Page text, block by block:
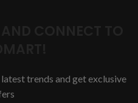
trends and get exclusive